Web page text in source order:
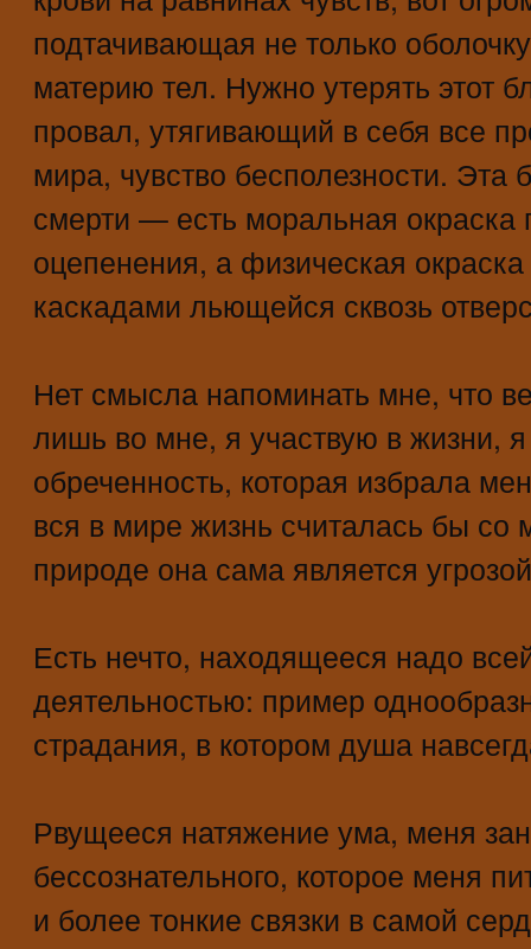
подтачивающая не только
материю тел. Нужно утерять этот
провал, утягивающий в себя все
мира, чувство бесполезности. Эта
смерти — есть моральная окраска
оцепенения, а физическая
каскадами льющейся сквозь
Нет смысла напоминать мне, что
лишь во мне, я участвую в жизни,
обреченность, которая избрала
вся в мире жизнь считалась бы со
природе она сама является
Есть нечто, находящееся надо
деятельностью: пример
страдания, в котором душа
Рвущееся натяжение ума, меня
бессознательного, которое меня
и более тонкие связки в самой